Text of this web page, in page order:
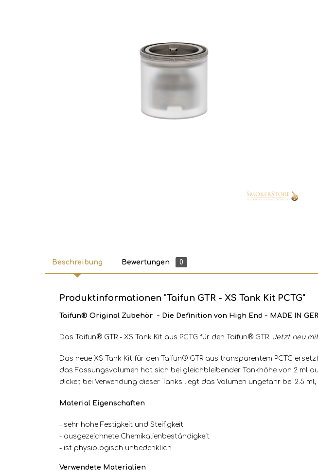
Beschreibung Bewertungen 0
Produktinformationen "Taifun GTR - XS Tank Kit PCTG"
Taifun® Original Zubehör - Die Definition von High End - MADE IN
Das Taifun® GTR - XS Tank Kit aus PCTG für den Taifun® GTR. Jetzt neu
Das neue XS Tank Kit für den Taifun® GTR aus transparentem PCTG
das Fassungsvolumen hat sich bei gleichbleibender Tankhöhe von 2 ml
dicker, bei Verwendung dieser Tanks liegt das Volumen ungefähr bei 2.5
Material Eigenschaften
- sehr hohe Festigkeit und Steifigkeit
- ausgezeichnete Chemikalienbeständigkeit
- ist physiologisch unbedenklich
Verwendete Materialien